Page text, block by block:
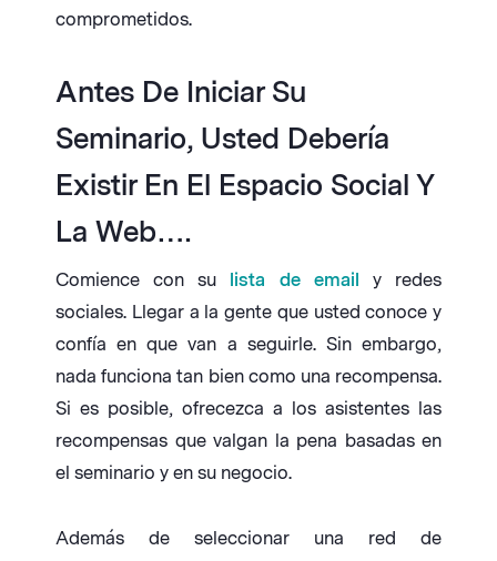
comprometidos.
Antes De Iniciar Su
Seminario, Usted Debería
Existir En El Espacio Social Y
La Web….
Comience con su lista de email
y redes
sociales. Llegar a la gente que usted conoce y
confía en que van a seguirle. Sin embargo,
nada funciona tan bien como una recompensa.
Si es posible, ofrecezca a los asistentes las
recompensas que valgan la pena basadas en
el seminario y en su negocio.
Además de seleccionar una red de